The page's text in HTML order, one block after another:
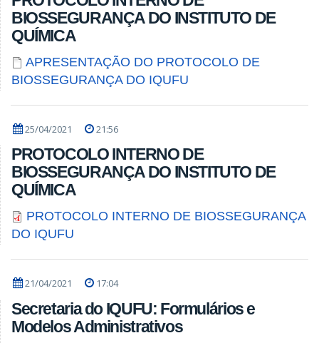
BIOSSEGURANÇA DO INSTITUTO DE
QUÍMICA
APRESENTAÇÃO DO PROTOCOLO DE
BIOSSEGURANÇA DO IQUFU
25/04/2021 21:56
PROTOCOLO INTERNO DE
BIOSSEGURANÇA DO INSTITUTO DE
QUÍMICA
PROTOCOLO INTERNO DE BIOSSEGURANÇA
DO IQUFU
21/04/2021 17:04
Secretaria do IQUFU: Formulários e
Modelos Administrativos